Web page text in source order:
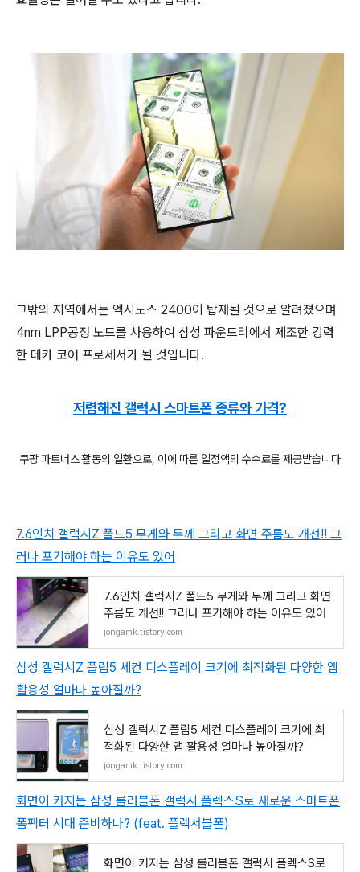
그밖의 지역에서는 엑시노스 2400이 탑재될 것으로 알려졌으며
4nm LPP공정 노드를 사용하여 삼성 파운드리에서 제조한 강력
한 데카 코어 프로세서가 될 것입니다.
저렴해진 갤럭시 스마트폰 종류와 가격?
쿠팡 파트너스 활동의 일환으로, 이에 따른 일정액의 수수료를 제공받습니다
7.6인치 갤럭시Z 폴드5 무게와 두께 그리고 화면 주름도 개선!! 그
러나 포기해야 하는 이유도 있어
7.6인치 갤럭시Z 폴드5 무게와 두께 그리고 화면
주름도 개선!! 그러나 포기해야 하는 이유도 있어
jongamk.tistory.com
삼성 갤럭시Z 플립5 세컨 디스플레이 크기에 최적화된 다양한 앱
활용성 얼마나 높아질까?
삼성 갤럭시Z 플립5 세컨 디스플레이 크기에 최
적화된 다양한 앱 활용성 얼마나 높아질까?
jongamk.tistory.com
화면이 커지는 삼성 롤러블폰 갤럭시 플렉스S로 새로운 스마트폰
폼팩터 시대 준비하나? (feat. 플렉서블폰)
화면이 커지는 삼성 롤러블폰 갤럭시 플렉스S로